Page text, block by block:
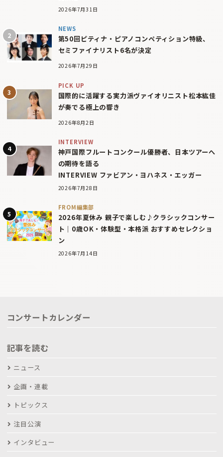
2026年7月31日
NEWS
第50回ピティナ・ピアノコンペティション特級、
セミファイナリスト6名が決定
2026年7月29日
PICK UP
国際的に活躍する実力派ヴァイオリニスト松本紘佳
が奏でる極上の響き
2026年8月2日
INTERVIEW
神戸国際フルートコンクール優勝者、日本ツアーへ
の期待を語る
INTERVIEW ファビアン・ヨハネス・エッガー
2026年7月28日
FROM編集部
2026年夏休み 親子で楽しむ♪クラシックコンサー
ト｜0歳OK・体験型・本格派 おすすめセレクショ
ン
2026年7月14日
コンサートカレンダー
記事を読む
ニュース
企画・連載
トピックス
注目公演
インタビュー